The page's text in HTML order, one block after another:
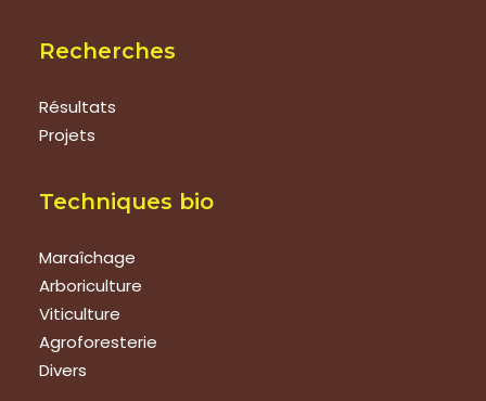
Recherches
Résultats
Projets
Techniques bio
Maraîchage
Arboriculture
Viticulture
Agroforesterie
Divers